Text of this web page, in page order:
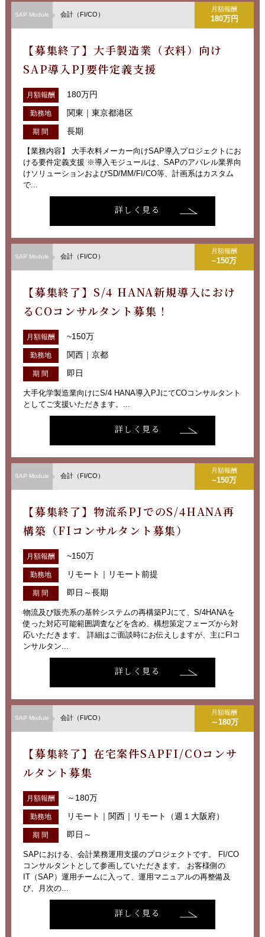
SAP Module 会計（FI/CO）
月額報酬
180万円
【募集終了】大手製造業（衣料）向け
SAP導入PJ要件定義支援
月額報酬 180万円
勤務地 関東｜東京都港区
期 間 長期
【業務内容】 大手衣料メーカー向けSAP導入プロジェクトにお
ける要件定義支援 ※導入モジュールは、SAPのアパレル業界向
けソリューションおよびSD/MM/FI/CO等、計画系はカスタム
で...
詳しく見る
SAP Module 会計（FI/CO）
月額報酬
~150万
【募集終了】S/4 HANA新規導入におけ
るCOコンサルタント募集！
月額報酬 ~150万
勤務地 関西｜京都
期 間 即日
大手化学製造業向けにS/4 HANA導入PJにてCOコンサルタント
としてご支援いただきます。...
詳しく見る
SAP Module 会計（FI/CO）
月額報酬
~150万
【募集終了】物流系PJでのS/4HANA再
構築（FIコンサルタント募集）
月額報酬 ~150万
勤務地 リモート｜リモート前提
期 間 即日～長期
物流及び販売系の基幹システムの再構築PJにて、S/4HANAを
使った対応可能範囲調査などを含め、構想策定フェーズから対
応いただきます。 詳細はご面談時にお伝えしますが、主にFIコ
ンサルタン...
詳しく見る
SAP Module 会計（FI/CO）
月額報酬
～180万
【募集終了】在宅案件SAPFI/COコンサ
ルタント募集
月額報酬 ～180万
勤務地 リモート｜関西｜リモート（週１大阪府）
期 間 即日～
SAPにおける、会計業務運用支援のプロジェクトです。 FI/CO
コンサルタントとして参画していただきます。 お客様側の
IT（SAP）運用チームに入って、運用マニュアルの再整備及
び、月次の...
詳しく見る